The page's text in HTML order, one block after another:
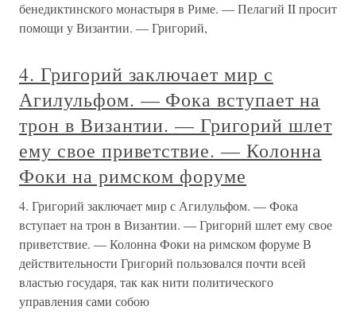
бенедиктинского монастыря в Риме. — Пелагий II просит
помощи у Византии. — Григорий,
4. Григорий заключает мир с
Агилульфом. — Фока вступает на
трон в Византии. — Григорий шлет
ему свое приветствие. — Колонна
Фоки на римском форуме
4. Григорий заключает мир с Агилульфом. — Фока
вступает на трон в Византии. — Григорий шлет ему свое
приветствие. — Колонна Фоки на римском форуме В
действительности Григорий пользовался почти всей
властью государя, так как нити политического
управления сами собою